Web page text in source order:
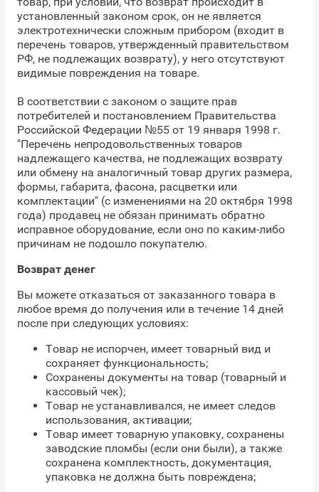
установленный законом срок, он не является
электротехнически сложным прибором (входит в
перечень товаров, утвержденный правительством
РФ, не подлежащих возврату), у него отсутствуют
видимые повреждения на товаре.
В соответствии с законом о защите прав
потребителей и постановлением Правительства
Российской Федерации №55 от 19 января 1998 г.
"Перечень непродовольственных товаров
надлежащего качества, не подлежащих возврату
или обмену на аналогичный товар других размера,
формы, габарита, фасона, расцветки или
комплектации" (с изменениями на 20 октября 1998
года) продавец не обязан принимать обратно
исправное оборудование, если оно по каким-либо
причинам не подошло покупателю.
Возврат денег
Вы можете отказаться от заказанного товара в
любое время до получения или в течение 14 дней
после при следующих условиях:
Товар не испорчен, имеет товарный вид и
сохраняет функциональность;
Сохранены документы на товар (товарный и
кассовый чек);
Товар не устанавливался, не имеет следов
использования, активации;
Товар имеет товарную упаковку, сохранены
заводские пломбы (если они были), а также
сохранена комплектность, документация,
упаковка не должна быть повреждена;